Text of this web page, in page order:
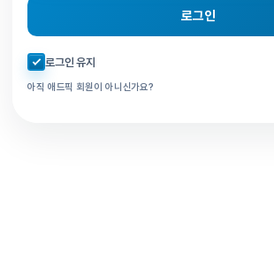
로그인
자동로그인 체크
로그인 유지
아직 애드픽 회원이 아니신가요?